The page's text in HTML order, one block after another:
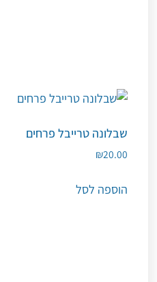
שבלונה טרייבל פרחים
₪20.00
הוספה לסל